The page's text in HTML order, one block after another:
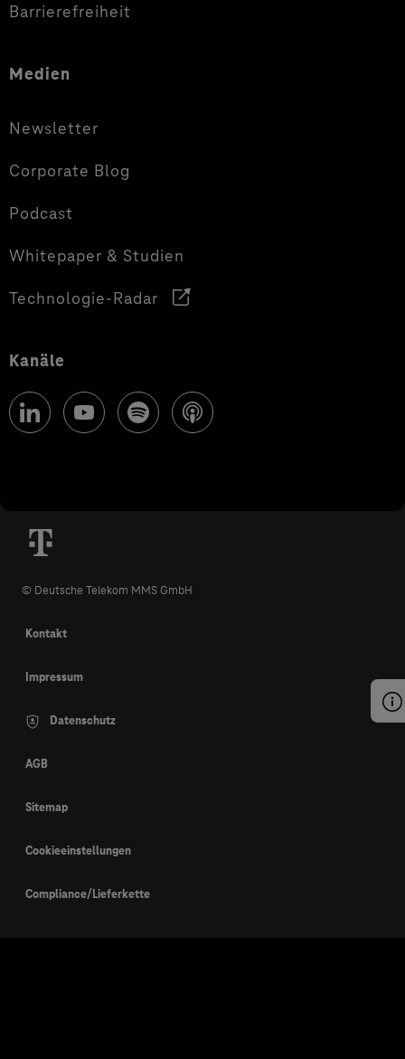
Barrierefreiheit
Medien
Newsletter
Corporate Blog
Podcast
Whitepaper & Studien
Technologie-Radar
Kanäle
© Deutsche Telekom MMS GmbH
Kontakt
Impressum
Datenschutz
AGB
Sitemap
Cookieeinstellungen
Compliance/Lieferkette